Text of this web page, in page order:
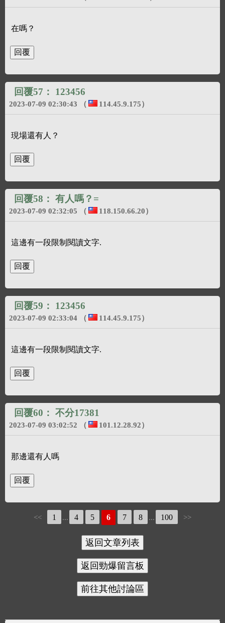
在嗎？
回覆57： 123456
2023-07-09 02:30:43 （ 114.45.9.175）
現場還有人？
回覆58： 有人嗎？=
2023-07-09 02:32:05 （ 118.150.66.20）
這邊有一段限制閱讀文字.
回覆59： 123456
2023-07-09 02:33:04 （ 114.45.9.175）
這邊有一段限制閱讀文字.
回覆60： 不分17381
2023-07-09 03:02:52 （ 101.12.28.92）
那邊還有人嗎
<< 1 ... 4 5 6 7 8 ... 100 >>